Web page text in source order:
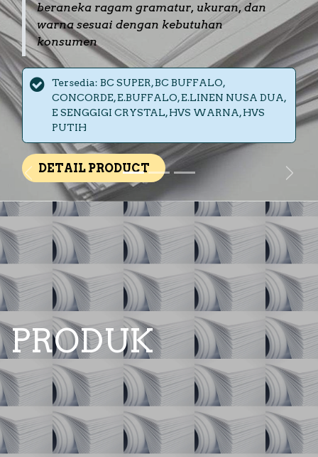
beraneka ragam gramatur, ukuran, dan
warna sesuai dengan kebutuhan
konsumen
Tersedia: BC SUPER, BC BUFFALO,
CONCORDE, E.BUFFALO, E.LINEN NUSA DUA,
E SENGGIGI CRYSTAL, HVS WARNA, HVS
PUTIH
DETAIL PRODUCT
Previous
Next
PRODUK